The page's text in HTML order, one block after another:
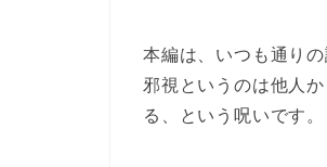
本編は、いつも通り
邪視というのは他人
る、という呪いです。